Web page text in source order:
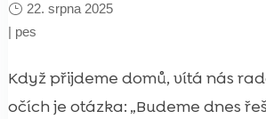
22. srpna 2025
| pes
Když přijdeme domů, vítá nás
očích je otázka: „Budeme dnes